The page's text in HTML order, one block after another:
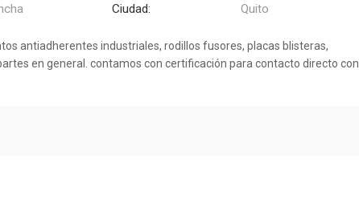
Ciudad: Quito
antiadherentes industriales, rodillos fusores, placas blisteras,
en general. contamos con certificación para contacto directo con